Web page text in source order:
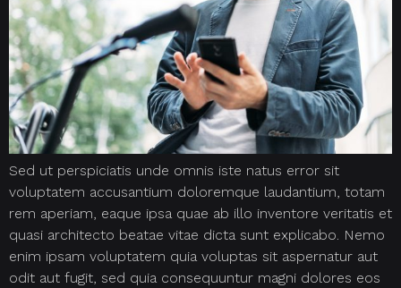
Sed ut perspiciatis unde omnis iste natus error sit
voluptatem accusantium doloremque laudantium, totam
rem aperiam, eaque ipsa quae ab illo inventore veritatis et
quasi architecto beatae vitae dicta sunt explicabo. Nemo
enim ipsam voluptatem quia voluptas sit aspernatur aut
odit aut fugit, sed quia consequuntur magni dolores eos